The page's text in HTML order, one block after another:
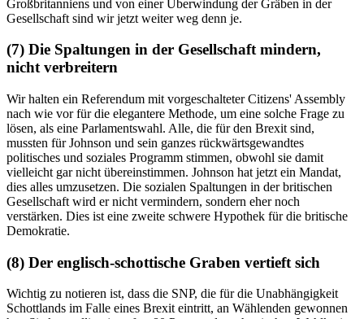
Großbritanniens und von einer Überwindung der Gräben in der
Gesellschaft sind wir jetzt weiter weg denn je.
(7) Die Spaltungen in der Gesellschaft mindern,
nicht verbreitern
Wir halten ein Referendum mit vorgeschalteter Citizens' Assembly
nach wie vor für die elegantere Methode, um eine solche Frage zu
lösen, als eine Parlamentswahl. Alle, die für den Brexit sind,
mussten für Johnson und sein ganzes rückwärtsgewandtes
politisches und soziales Programm stimmen, obwohl sie damit
vielleicht gar nicht übereinstimmen. Johnson hat jetzt ein Mandat,
dies alles umzusetzen. Die sozialen Spaltungen in der britischen
Gesellschaft wird er nicht vermindern, sondern eher noch
verstärken. Dies ist eine zweite schwere Hypothek für die britische
Demokratie.
(8) Der englisch-schottische Graben vertieft sich
Wichtig zu notieren ist, dass die SNP, die für die Unabhängigkeit
Schottlands im Falle eines Brexit eintritt, an Wählenden gewonnen